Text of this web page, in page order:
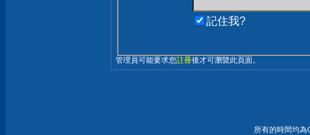
記住我?
管理員可能要求您註冊後才可瀏覽此頁面。
所有的時間均為